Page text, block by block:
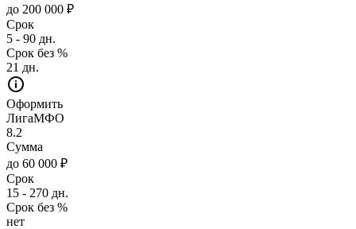
до 200 000 ₽
Срок
5 - 90 дн.
Срок без %
21 дн.
Оформить
ЛигаМФО
8.2
Сумма
до 60 000 ₽
Срок
15 - 270 дн.
Срок без %
нет